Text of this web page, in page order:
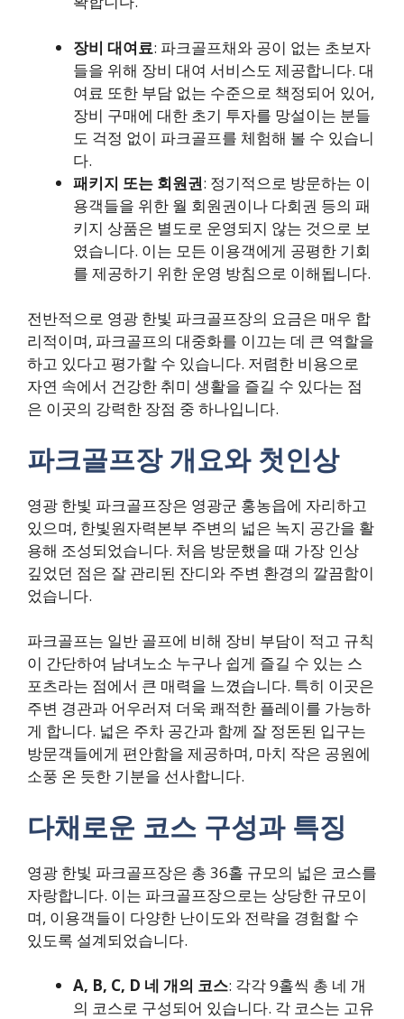
장비 대여료: 파크골프채와 공이 없는 초보자
들을 위해 장비 대여 서비스도 제공합니다. 대
여료 또한 부담 없는 수준으로 책정되어 있어,
장비 구매에 대한 초기 투자를 망설이는 분들
도 걱정 없이 파크골프를 체험해 볼 수 있습니
다.
패키지 또는 회원권: 정기적으로 방문하는 이
용객들을 위한 월 회원권이나 다회권 등의 패
키지 상품은 별도로 운영되지 않는 것으로 보
였습니다. 이는 모든 이용객에게 공평한 기회
를 제공하기 위한 운영 방침으로 이해됩니다.
전반적으로 영광 한빛 파크골프장의 요금은 매우 합
리적이며, 파크골프의 대중화를 이끄는 데 큰 역할을
하고 있다고 평가할 수 있습니다. 저렴한 비용으로
자연 속에서 건강한 취미 생활을 즐길 수 있다는 점
은 이곳의 강력한 장점 중 하나입니다.
파크골프장 개요와 첫인상
영광 한빛 파크골프장은 영광군 홍농읍에 자리하고
있으며, 한빛원자력본부 주변의 넓은 녹지 공간을 활
용해 조성되었습니다. 처음 방문했을 때 가장 인상
깊었던 점은 잘 관리된 잔디와 주변 환경의 깔끔함이
었습니다.
파크골프는 일반 골프에 비해 장비 부담이 적고 규칙
이 간단하여 남녀노소 누구나 쉽게 즐길 수 있는 스
포츠라는 점에서 큰 매력을 느꼈습니다. 특히 이곳은
주변 경관과 어우러져 더욱 쾌적한 플레이를 가능하
게 합니다. 넓은 주차 공간과 함께 잘 정돈된 입구는
방문객들에게 편안함을 제공하며, 마치 작은 공원에
소풍 온 듯한 기분을 선사합니다.
다채로운 코스 구성과 특징
영광 한빛 파크골프장은 총 36홀 규모의 넓은 코스를
자랑합니다. 이는 파크골프장으로는 상당한 규모이
며, 이용객들이 다양한 난이도와 전략을 경험할 수
있도록 설계되었습니다.
A, B, C, D 네 개의 코스: 각각 9홀씩 총 네 개
의 코스로 구성되어 있습니다. 각 코스는 고유